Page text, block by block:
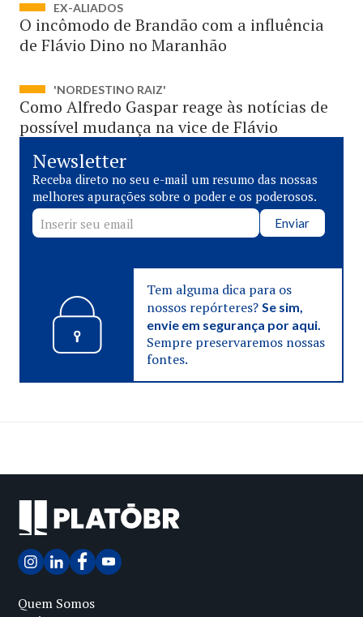
EX-ALIADOS
O incômodo de Brandão com a influência
de Flávio Dino no Maranhão
'NORDESTINO RAIZ'
Como Alfredo Gaspar reage às notícias de
possível mudança na vice de Flávio
Newsletter
Receba direto no seu e-mail um resumo das nossas
melhores apurações sobre o poder e os poderosos.
Enviar
Tem alguma dica para os
nossos repórteres? Se sim,
envie em segurança por aqui.
Sempre preservaremos nossas
fontes.
Quem Somos